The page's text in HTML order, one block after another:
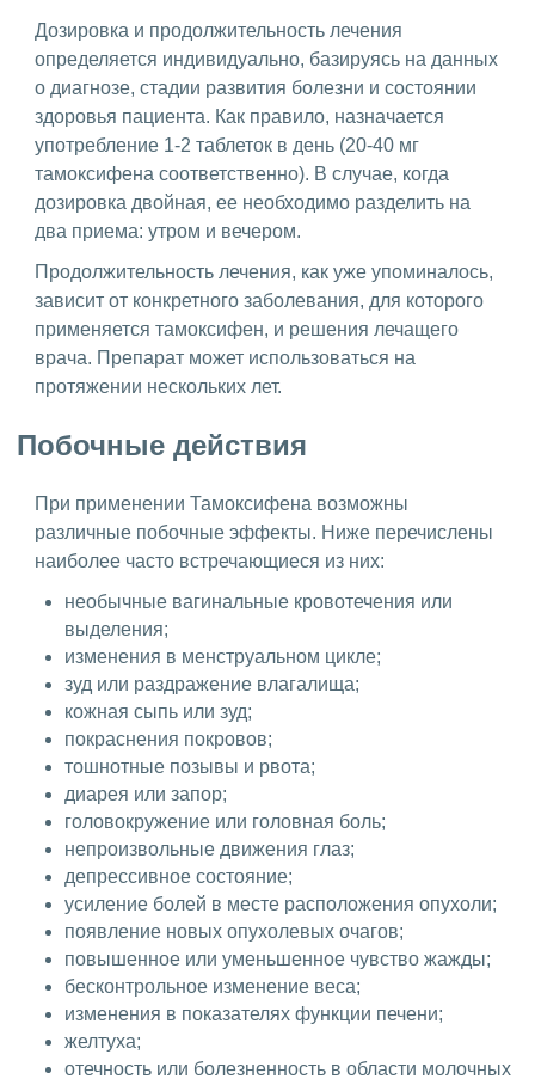
Дозировка и продолжительность лечения
определяется индивидуально, базируясь на данных
о диагнозе, стадии развития болезни и состоянии
здоровья пациента. Как правило, назначается
употребление 1-2 таблеток в день (20-40 мг
тамоксифена соответственно). В случае, когда
дозировка двойная, ее необходимо разделить на
два приема: утром и вечером.
Продолжительность лечения, как уже упоминалось,
зависит от конкретного заболевания, для которого
применяется тамоксифен, и решения лечащего
врача. Препарат может использоваться на
протяжении нескольких лет.
Побочные действия
При применении Тамоксифена возможны
различные побочные эффекты. Ниже перечислены
наиболее часто встречающиеся из них:
необычные вагинальные кровотечения или
выделения;
изменения в менструальном цикле;
зуд или раздражение влагалища;
кожная сыпь или зуд;
покраснения покровов;
тошнотные позывы и рвота;
диарея или запор;
головокружение или головная боль;
непроизвольные движения глаз;
депрессивное состояние;
усиление болей в месте расположения опухоли;
появление новых опухолевых очагов;
повышенное или уменьшенное чувство жажды;
бесконтрольное изменение веса;
изменения в показателях функции печени;
желтуха;
отечность или болезненность в области молочных